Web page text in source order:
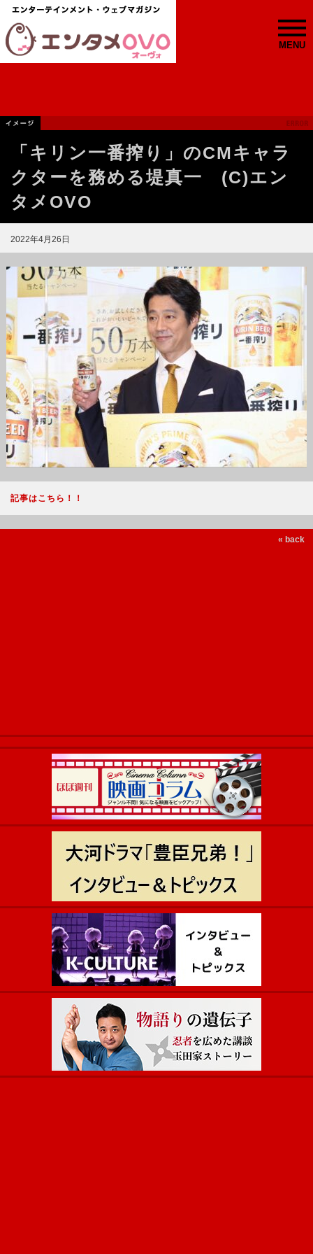
MENU
「キリン一番搾り」のCMキャラ
クターを務める堤真一 (C)エン
タメOVO
2022年4月26日
記事はこちら！！
« back